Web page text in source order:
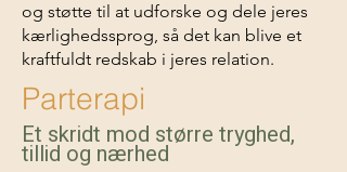
og støtte til at udforske og dele jeres
kærlighedssprog, så det kan blive et
kraftfuldt redskab i jeres relation.
Parterapi
Et skridt mod større tryghed,
tillid og nærhed